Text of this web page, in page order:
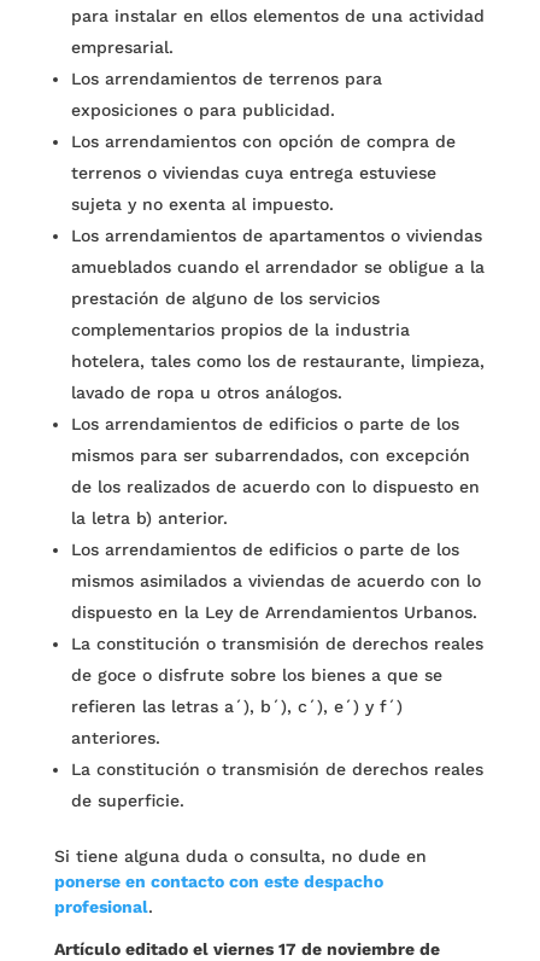
para instalar en ellos elementos de una actividad
empresarial.
Los arrendamientos de terrenos para
exposiciones o para publicidad.
Los arrendamientos con opción de compra de
terrenos o viviendas cuya entrega estuviese
sujeta y no exenta al impuesto.
Los arrendamientos de apartamentos o viviendas
amueblados cuando el arrendador se obligue a la
prestación de alguno de los servicios
complementarios propios de la industria
hotelera, tales como los de restaurante, limpieza,
lavado de ropa u otros análogos.
Los arrendamientos de edificios o parte de los
mismos para ser subarrendados, con excepción
de los realizados de acuerdo con lo dispuesto en
la letra b) anterior.
Los arrendamientos de edificios o parte de los
mismos asimilados a viviendas de acuerdo con lo
dispuesto en la Ley de Arrendamientos Urbanos.
La constitución o transmisión de derechos reales
de goce o disfrute sobre los bienes a que se
refieren las letras a´), b´), c´), e´) y f´)
anteriores.
La constitución o transmisión de derechos reales
de superficie.
Si tiene alguna duda o consulta, no dude en
ponerse en contacto con este despacho
profesional.
Artículo editado el viernes 17 de noviembre de